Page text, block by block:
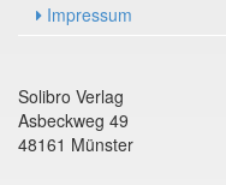
Impressum
Solibro Verlag
Asbeckweg 49
48161 Münster